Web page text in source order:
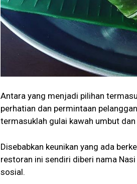
Antara yang menjadi pilihan
perhatian dan permintaan
termasuklah gulai kawah umbut
Disebabkan keunikan yang ada
restoran ini sendiri diberi nama
sosial.